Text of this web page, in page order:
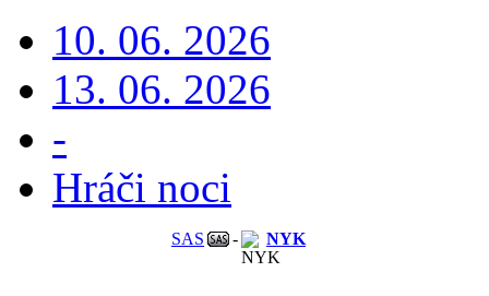
10. 06. 2026
13. 06. 2026
-
Hráči noci
SAS - NYK